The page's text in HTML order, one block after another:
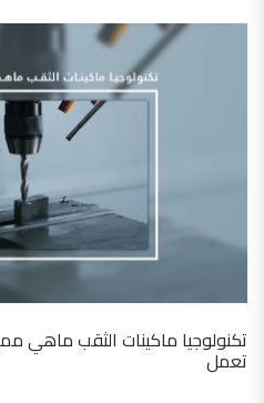
تكنولوجيا ماكينات الثقب ماهي
تعمل